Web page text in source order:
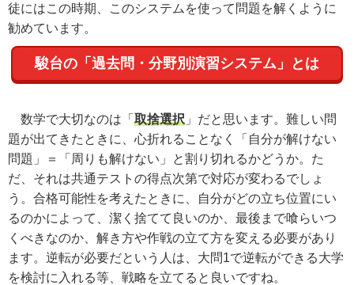
徒にはこの時期、このシステムを使って問題を解くように
勧めています。
駿台の「過去問・分野別演習システム」とは
数学で大切なのは「 取捨選択 」 だと思います。難しい問
題が出てきたときに、心折れることなく「自分が解けない
問題」＝「周りも解けない」と割り切れるかどうか。た
だ、それは共通テストの得点次第で対応が変わるでしょ
う。合格可能性を考えたときに、自分がどの立ち位置にい
るのかによって、潔く捨てて良いのか、最後まで喰らいつ
くべきなのか、解き方や作戦の立て方を変える必要があり
ます。逆転が必要だという人は、大問1で逆転ができる大学
を検討に入れる等、戦略を立てると良いですね。